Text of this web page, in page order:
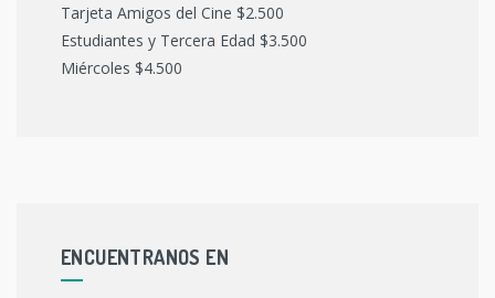
Tarjeta Amigos del Cine $2.500
Estudiantes y Tercera Edad $3.500
Miércoles $4.500
ENCUENTRANOS EN